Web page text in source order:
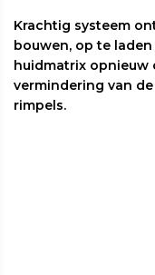
Krachtig systeem
bouwen, op te
huidmatrix opnieuw
vermindering van
rimpels.